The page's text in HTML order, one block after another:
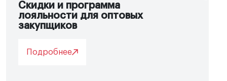
Скидки и программа
лояльности для оптовых
закупщиков
Подробнее